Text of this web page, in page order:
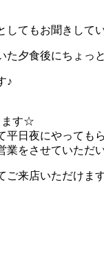
てもお聞きして
夕食後にちょっ
♪
ます☆
日夜にやって
をさせていただ
来店いただけます